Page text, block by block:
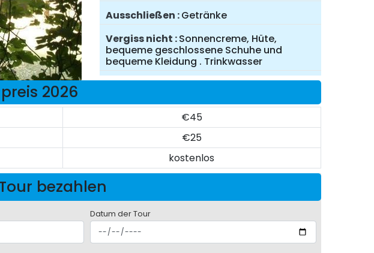
Ausschließen Getränke
Vergiss nicht Sonnencreme, Hüte,
bequeme geschlossene Schuhe und
bequeme Kleidung . Trinkwasser
2026
€45
€25
kostenlos
bezahlen
Datum der Tour